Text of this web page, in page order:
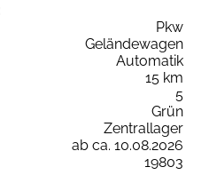
Pkw
Geländewagen
Automatik
15 km
5
Grün
Zentrallager
ab ca. 10.08.2026
19803